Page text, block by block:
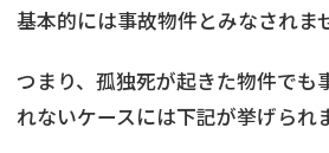
基本的には事故物件とみなされま
つまり、孤独死が起きた物件でも
れないケースには下記が挙げられ